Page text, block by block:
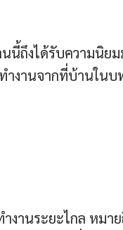
นี้ถึงได้รับความนิย
ำงานจากที่บ้านในบ
งานระยะไกล หมา